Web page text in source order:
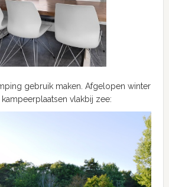
gebruik maken. Afgelopen winter
vlakbij zee: